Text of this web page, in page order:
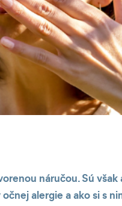
náručou. Sú však
alergie a ako si s